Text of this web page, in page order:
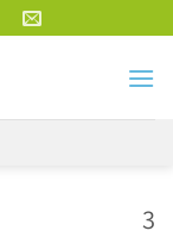
to
content
3